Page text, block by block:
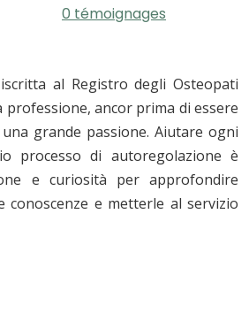
0 témoignages
al Registro degli Osteopati
professione, ancor prima di essere
grande passione. Aiutare ogni
processo di autoregolazione è
e curiosità per approfondire
conoscenze e metterle al servizio